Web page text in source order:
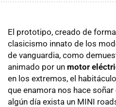
El prototipo, creado de
clasicismo innato de los
de vanguardia, como
animado por un motor
en los extremos, el
que enamora nos hace
algún día exista un MINI